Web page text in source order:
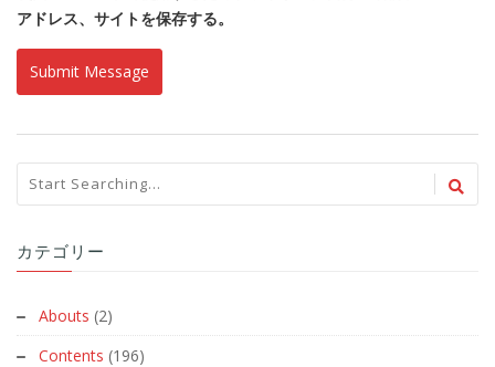
アドレス、サイトを保存する。
カテゴリー
Abouts (2)
Contents (196)